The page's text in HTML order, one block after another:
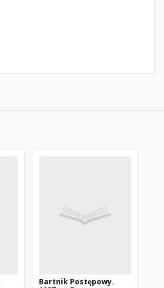
Bartnik Postępowy.